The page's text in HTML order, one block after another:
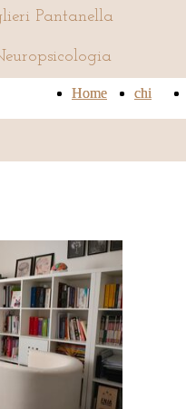
Pantanella
Home chi
Home chi